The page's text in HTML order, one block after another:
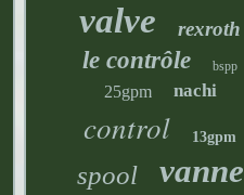
valve rexroth
le contrôle bspp
25gpm nachi
control 13gpm
spool vanne